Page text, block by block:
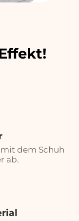
dem Schuh
ab.